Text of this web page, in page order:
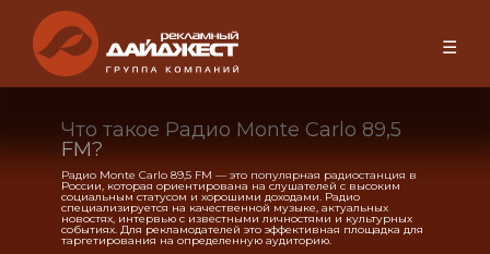
☰
Что такое Радио Monte Carlo 89,5
FM?
Радио Monte Carlo 89,5 FM — это популярная радиостанция в
России, которая ориентирована на слушателей с высоким
социальным статусом и хорошими доходами. Радио
специализируется на качественной музыке, актуальных
новостях, интервью с известными личностями и культурных
событиях. Для рекламодателей это эффективная площадка для
таргетирования на определенную аудиторию.